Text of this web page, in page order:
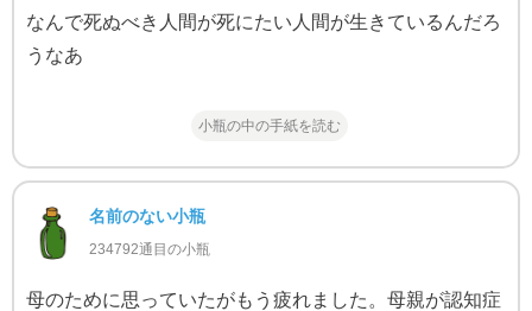
なんで死ぬべき人間が死にたい人間が生きているんだろ
うなあ
小瓶の中の手紙を読む
名前のない小瓶
234792通目の小瓶
母のために思っていたがもう疲れました。母親が認知症